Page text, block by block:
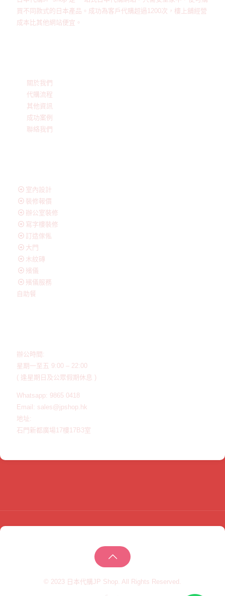
買不同款式的日本產品。成功為客戶代購超過1200次，樓上舖經營
成本比其他網站便宜。
關於我們
代購流程
其他資訊
成功案例
聯絡我們
室內設計
裝修報價
辦公室裝修
寫字樓裝修
訂造傢俬
大門
木紋磚
殯儀
殯儀服務
自助餐
辦公時間:
星期一至五 9:00 – 22:00
( 逢星期日及公眾假期休息 )
Whatsapp: 9865 0418
Email: sales@jpshop.hk
地址:
石門新都廣場17樓17B3室
© 2023 日本代購JP Shop. All Rights Reserved.